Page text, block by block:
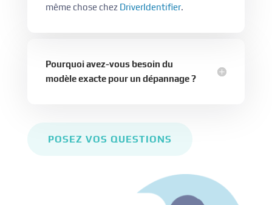
même chose chez DriverIdentifier.
Pourquoi avez-vous besoin du
modèle exacte pour un dépannage ?
POSEZ VOS QUESTIONS